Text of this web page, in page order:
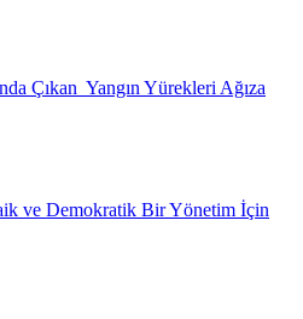
Çıkan Yangın Yürekleri Ağıza
ve Demokratik Bir Yönetim İçin